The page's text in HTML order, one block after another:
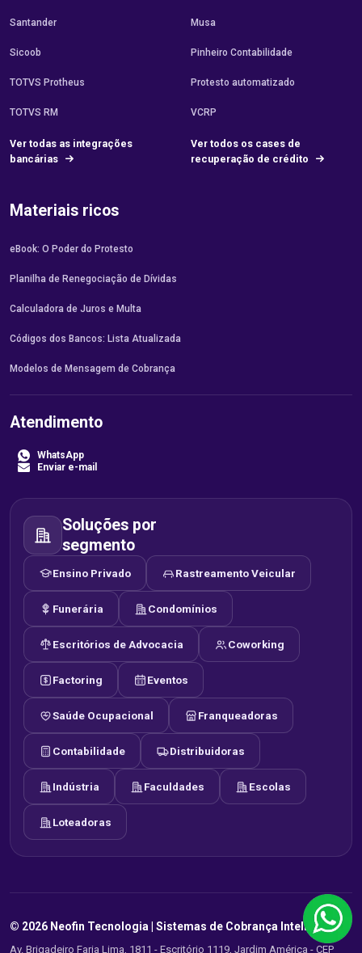
Santander
Sicoob
TOTVS Protheus
TOTVS RM
Ver todas as integrações
bancárias
Musa
Pinheiro Contabilidade
Protesto automatizado
VCRP
Ver todos os cases de
recuperação de crédito
Materiais ricos
eBook: O Poder do Protesto
Planilha de Renegociação de Dívidas
Calculadora de Juros e Multa
Códigos dos Bancos: Lista Atualizada
Modelos de Mensagem de Cobrança
Atendimento
WhatsApp
Enviar e-mail
Soluções por
segmento
Ensino Privado Rastreamento Veicular
Funerária Condomínios
Escritórios de Advocacia Coworking
Factoring Eventos
Saúde Ocupacional Franqueadoras
Contabilidade Distribuidoras
Indústria Faculdades Escolas
Loteadoras
© 2026 Neofin Tecnologia | Sistemas de Cobrança Inteligente
Av. Brigadeiro Faria Lima, 1811 - Escritório 1119, Jardim América - CEP